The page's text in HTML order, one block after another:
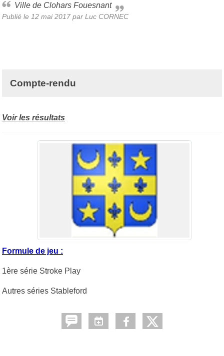
Ville de Clohars Fouesnant
Publié le 12 mai 2017 par Luc CORNEC
Compte-rendu
Voir les résultats
Formule de jeu :
1ère série Stroke Play
Autres séries Stableford